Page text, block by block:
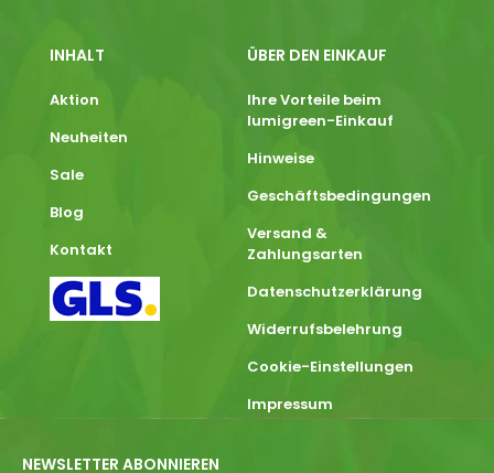
INHALT
Aktion
Neuheiten
Sale
Blog
Kontakt
ÜBER DEN EINKAUF
Ihre Vorteile beim
lumigreen-Einkauf
Hinweise
Geschäftsbedingungen
Versand &
Zahlungsarten
Datenschutzerklärung
Widerrufsbelehrung
Cookie-Einstellungen
Impressum
NEWSLETTER ABONNIEREN